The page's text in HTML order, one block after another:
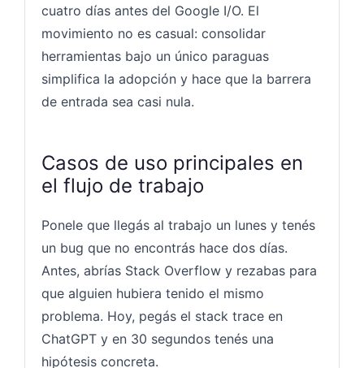
cuatro días antes del Google I/O. El
movimiento no es casual: consolidar
herramientas bajo un único paraguas
simplifica la adopción y hace que la barrera
de entrada sea casi nula.
Casos de uso principales en
el flujo de trabajo
Ponele que llegás al trabajo un lunes y tenés
un bug que no encontrás hace dos días.
Antes, abrías Stack Overflow y rezabas para
que alguien hubiera tenido el mismo
problema. Hoy, pegás el stack trace en
ChatGPT y en 30 segundos tenés una
hipótesis concreta.